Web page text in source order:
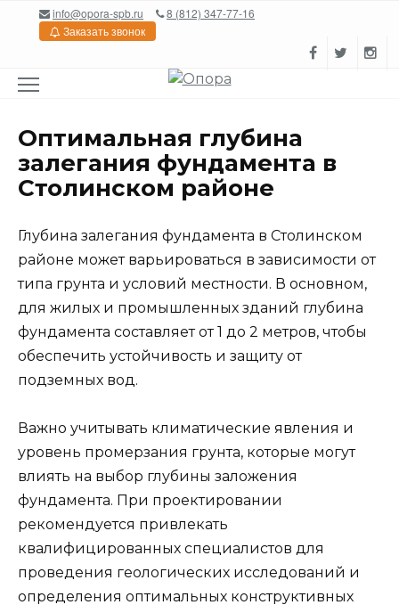
Перейтиinfo@opora-spb.ru
8 (812) 347-77-16
Заказать звонок
Оптимальная глубина
залегания фундамента в
Столинском районе
Глубина залегания фундамента в Столинском
районе может варьироваться в зависимости от
типа грунта и условий местности. В основном,
для жилых и промышленных зданий глубина
фундамента составляет от 1 до 2 метров, чтобы
обеспечить устойчивость и защиту от
подземных вод.
Важно учитывать климатические явления и
уровень промерзания грунта, которые могут
влиять на выбор глубины заложения
фундамента. При проектировании
рекомендуется привлекать
квалифицированных специалистов для
проведения геологических исследований и
определения оптимальных конструктивных